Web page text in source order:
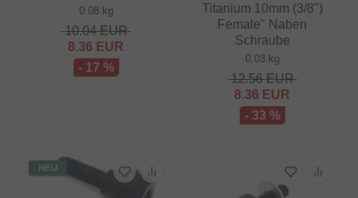
0.08 kg
10.04EUR
8.36 EUR
- 17 %
Titanium 10mm (3/8")
Female" Naben
Schraube
0.03 kg
12.56EUR
8.36 EUR
- 33 %
NEU